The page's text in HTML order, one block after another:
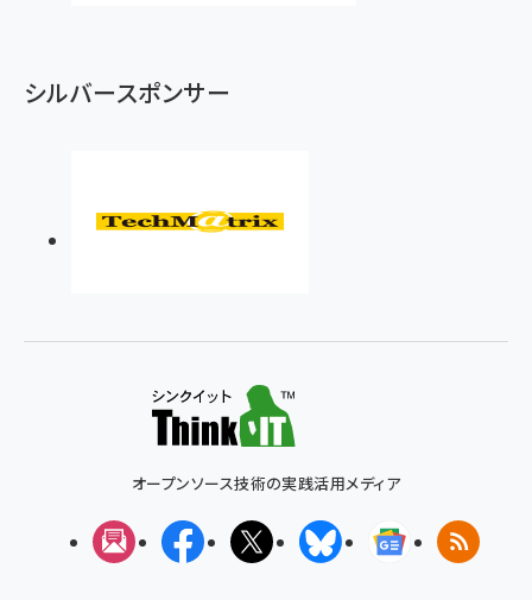
シルバースポンサー
オープンソース技術の実践活用メディア
メルマガFacebookX(エックス)BlueskyGoogleニュ
RSS